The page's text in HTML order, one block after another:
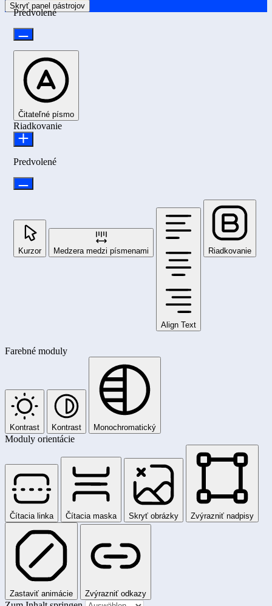
Skryť panel nástrojov
Predvolené
Čitateľné písmo
Riadkovanie
Predvolené
Kurzor Medzera medzi písmenami
Align Text
Riadkovanie
Farebné moduly
Kontrast Kontrast Monochromatický
Moduly orientácie
Čítacia linka Čítacia maska Skryť obrázky Zvýrazniť nadpisy
Zastaviť animácie Zvýrazniť odkazy